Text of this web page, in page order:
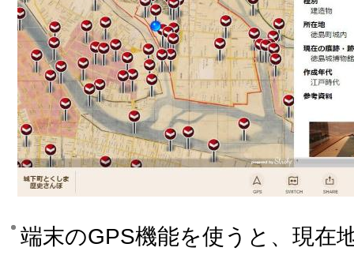
端末のGPS機能を使うと、現在